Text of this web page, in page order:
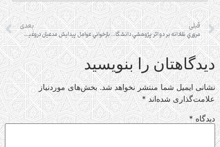
قبلی
مروري نقادانه بر دو اثر پژوهشي دانشگاهي در غرب درباره مهدويت
بعدی
بازخواني عوامل پيدايش مدعيان دروغين مهدويّت و گرايش مردم به آنان
دیدگاهتان را بنویسید
نشانی ایمیل شما منتشر نخواهد شد. بخش‌های موردنیاز
علامت‌گذاری شده‌اند*
دیدگاه*